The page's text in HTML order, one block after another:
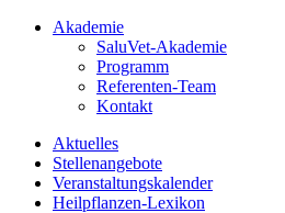
Akademie
SaluVet-Akademie
Programm
Referenten-Team
Kontakt
Aktuelles
Stellenangebote
Veranstaltungskalender
Heilpflanzen-Lexikon